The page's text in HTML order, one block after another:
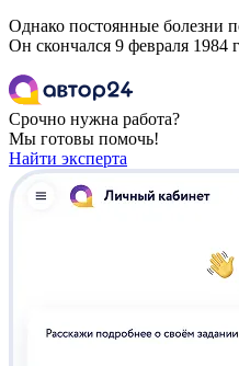
Однако постоянные болезни
Он скончался 9 февраля 1984
Срочно нужна работа?
Мы готовы помочь!
Найти эксперта